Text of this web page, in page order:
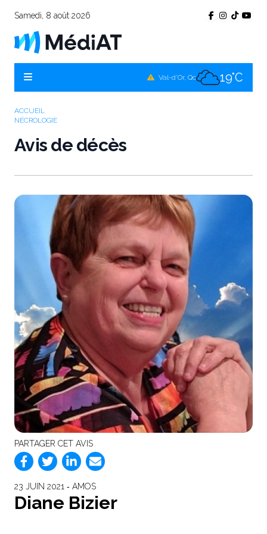
Samedi, 8 août 2026
Val-d'Or, Qc 19°C
ACCUEIL
NÉCROLOGIE
Avis de décès
PARTAGER CET AVIS
23 JUIN 2021 ‐ AMOS
Diane Bizier